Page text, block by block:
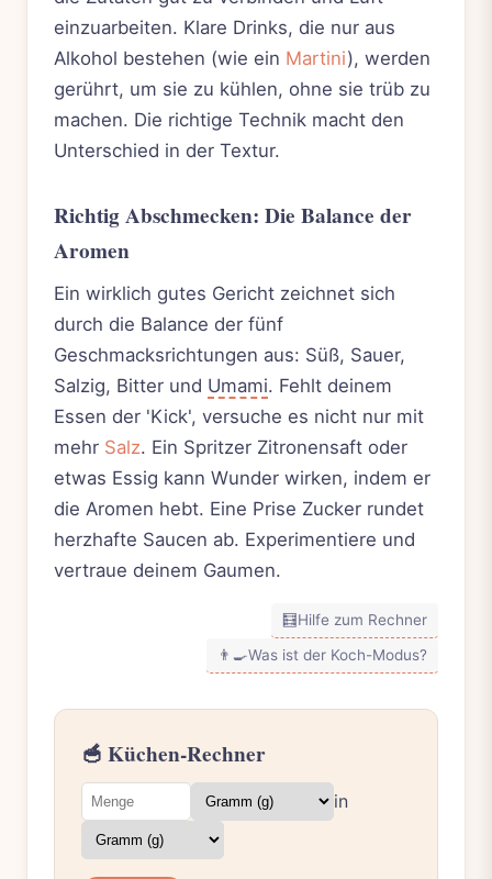
einzuarbeiten. Klare Drinks, die nur aus
Alkohol bestehen (wie ein Martini), werden
gerührt, um sie zu kühlen, ohne sie trüb zu
machen. Die richtige Technik macht den
Unterschied in der Textur.
Richtig Abschmecken: Die Balance der
Aromen
Ein wirklich gutes Gericht zeichnet sich
durch die Balance der fünf
Geschmacksrichtungen aus: Süß, Sauer,
Salzig, Bitter und Umami. Fehlt deinem
Essen der 'Kick', versuche es nicht nur mit
mehr Salz. Ein Spritzer Zitronensaft oder
etwas Essig kann Wunder wirken, indem er
die Aromen hebt. Eine Prise Zucker rundet
herzhafte Saucen ab. Experimentiere und
vertraue deinem Gaumen.
🧮Hilfe zum Rechner
👨‍🍳Was ist der Koch-Modus?
🥣 Küchen-Rechner
in